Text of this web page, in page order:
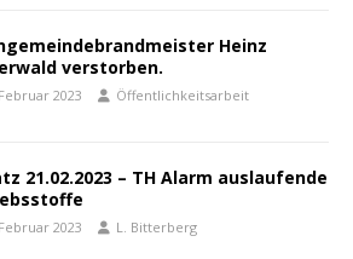
Heinz
verstorben.
2023 Öffentlichkeitsarbeit
21.02.2023 – TH Alarm auslaufende
2023 L. Bitterberg